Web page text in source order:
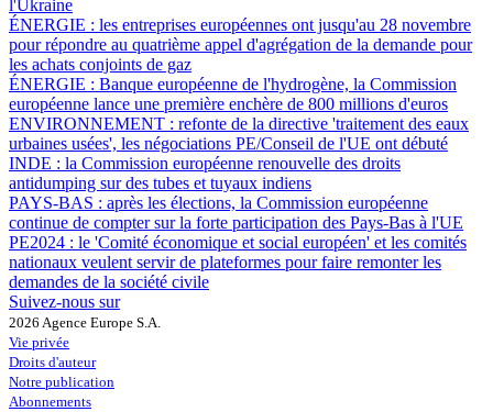
l'Ukraine
ÉNERGIE : les entreprises européennes ont jusqu'au 28 novembre
pour répondre au quatrième appel d'agrégation de la demande pour
les achats conjoints de gaz
ÉNERGIE : Banque européenne de l'hydrogène, la Commission
européenne lance une première enchère de 800 millions d'euros
ENVIRONNEMENT : refonte de la directive 'traitement des eaux
urbaines usées', les négociations PE/Conseil de l'UE ont débuté
INDE : la Commission européenne renouvelle des droits
antidumping sur des tubes et tuyaux indiens
PAYS-BAS : après les élections, la Commission européenne
continue de compter sur la forte participation des Pays-Bas à l'UE
PE2024 : le 'Comité économique et social européen' et les comités
nationaux veulent servir de plateformes pour faire remonter les
demandes de la société civile
Suivez-nous sur
2026 Agence Europe S.A.
Vie privée
Droits d'auteur
Notre publication
Abonnements